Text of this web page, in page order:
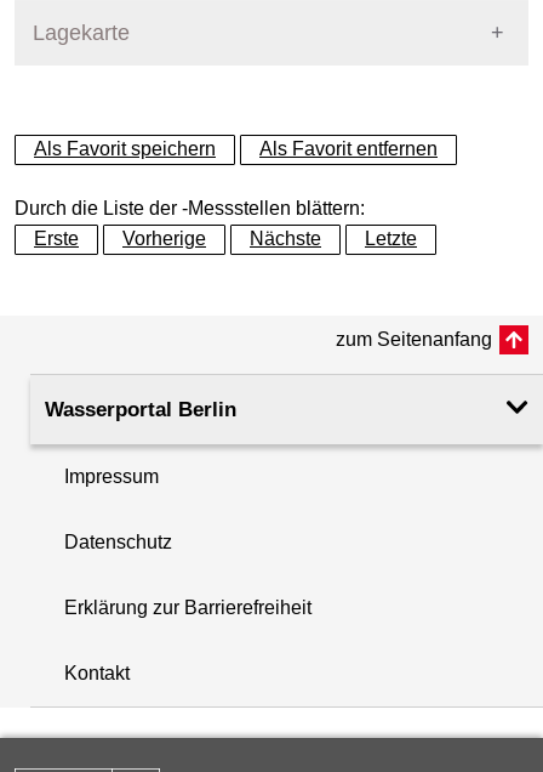
Lagekarte
+
−
+
−
Als Favorit speichern Als Favorit entfernen
Durch die Liste der -Messstellen blättern:
Erste
Vorherige Nächste Letzte
zum Seitenanfang
Wasserportal Berlin
Impressum
Datenschutz
Erklärung zur Barrierefreiheit
Kontakt